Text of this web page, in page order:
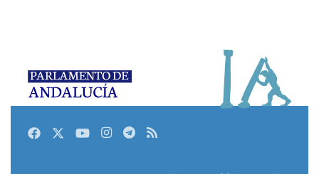
FacebookTwitterYoutubeInstagram
Telegram
RSS